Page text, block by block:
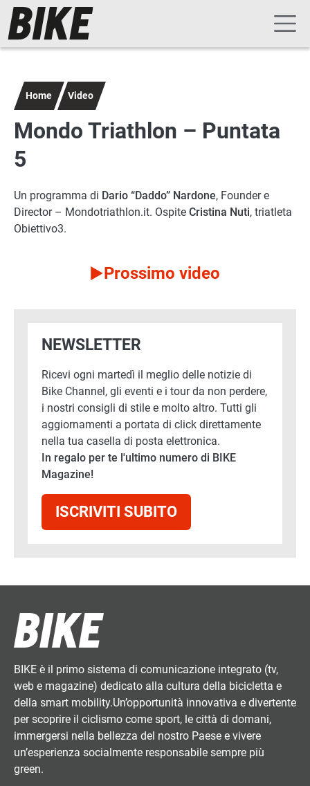
Salta al contenuto principale
Navigazione principale
Home Video
Mondo Triathlon – Puntata
5
Un programma di Dario “Daddo” Nardone, Founder e
Director – Mondotriathlon.it. Ospite Cristina Nuti, triatleta
Obiettivo3.
Prossimo video
NEWSLETTER
Ricevi ogni martedì il meglio delle notizie di
Bike Channel, gli eventi e i tour da non perdere,
i nostri consigli di stile e molto altro. Tutti gli
aggiornamenti a portata di click direttamente
nella tua casella di posta elettronica.
In regalo per te l'ultimo numero di BIKE
Magazine!
ISCRIVITI SUBITO
BIKE è il primo sistema di comunicazione integrato (tv,
web e magazine) dedicato alla cultura della bicicletta e
della smart mobility.Un’opportunità innovativa e divertente
per scoprire il ciclismo come sport, le città di domani,
immergersi nella bellezza del nostro Paese e vivere
un’esperienza socialmente responsabile sempre più
green.